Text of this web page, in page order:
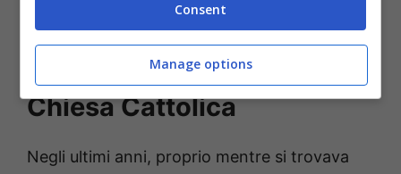
La morte dell’arcivescovo
Rugambwa, un vuoto nella
Chiesa Cattolica
Negli ultimi anni, proprio mentre si trovava
Consent
Manage options